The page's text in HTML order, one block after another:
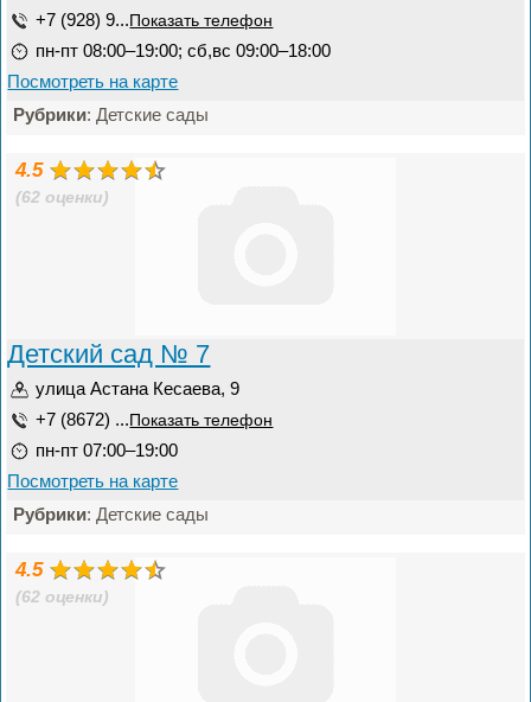
+7 (928) 9... Показать телефон
пн-пт 08:00–19:00; сб,вс 09:00–18:00
Посмотреть на карте
Рубрики: Детские сады
4.5
(62 оценки)
Детский сад № 7
улица Астана Кесаева, 9
+7 (8672) ... Показать телефон
пн-пт 07:00–19:00
Посмотреть на карте
Рубрики: Детские сады
4.5
(62 оценки)